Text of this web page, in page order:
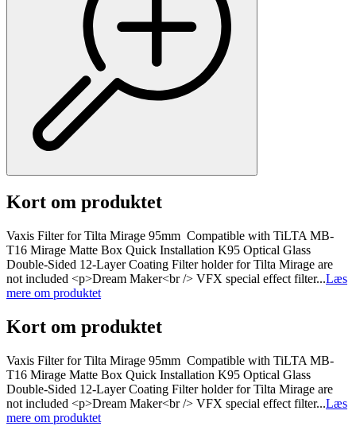
Kort om produktet
Vaxis Filter for Tilta Mirage 95mm Compatible with TiLTA MB-
T16 Mirage Matte Box Quick Installation K95 Optical Glass
Double-Sided 12-Layer Coating Filter holder for Tilta Mirage are
not included <p>Dream Maker<br /> VFX special effect filter...Læs
mere om produktet
Kort om produktet
Vaxis Filter for Tilta Mirage 95mm Compatible with TiLTA MB-
T16 Mirage Matte Box Quick Installation K95 Optical Glass
Double-Sided 12-Layer Coating Filter holder for Tilta Mirage are
not included <p>Dream Maker<br /> VFX special effect filter...Læs
mere om produktet